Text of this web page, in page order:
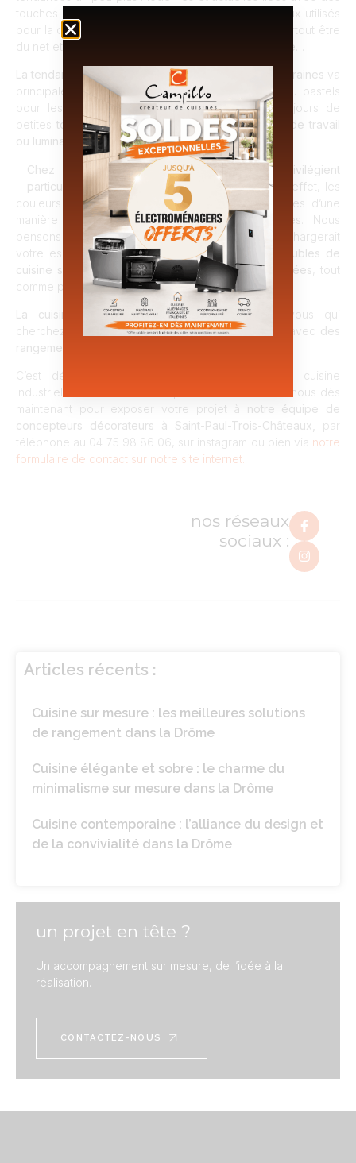
touches minimalistes et sophistiquées. Les matériaux utilisés
pour la conception des cuisines de ce style vont surtout être
du net et du brillant comme
le verre, l’acier, le marbre
La tendance du moment pour les cuisines contemporaines va
principalement s’orienter vers les couleurs vives ou pastels
pour les meubles. Accompagnées encore et toujours de
petites touches foncées pour les poignées, plans de travail
ou luminairespar exemple.
Chez Cuisines Campillo, nos équipes
privilégient
particulièrement le minimalisme pour ce style. En effet, les
couleurs vives ou pastels vont être très présentes d’une
manière générale et se suffisent à elles-mêmes. Nous
pensons donc que rajouter trop d’éléments, surchargerait
votre espace. Nous pencherons donc sur des
meubles de
cuisine sans poignéeouavec des poignées intégrées , tout
comme pour la plupart des équipements.
La cuisine contemporainesera idéale pour vous qui
cherchez un style moderne, épuré et chaleureux avec des
rangements astucieux.
C’est désormais à vous de faire votre choix, cuisine
industrielle ou cuisine contemporaine ? Contactez-nous dès
maintenant pour exposer votre projet à notre équipe de
concepteurs décorateurs à Saint-Paul-Trois-Châteaux, par
téléphone au 04 75 98 86 06, sur instagram ou bien via notre
formulaire de contact sur notre site internet.
nos réseaux
sociaux :
Articles récents :
Cuisine sur mesure : les meilleures solutions
de rangement dans la Drôme
Cuisine élégante et sobre : le charme du
minimalisme sur mesure dans la Drôme
Cuisine contemporaine : l’alliance du design et
de la convivialité dans la Drôme
un projet en tête ?
Un accompagnement sur mesure, de l’idée à la
réalisation.
CONTACTEZ-NOUS